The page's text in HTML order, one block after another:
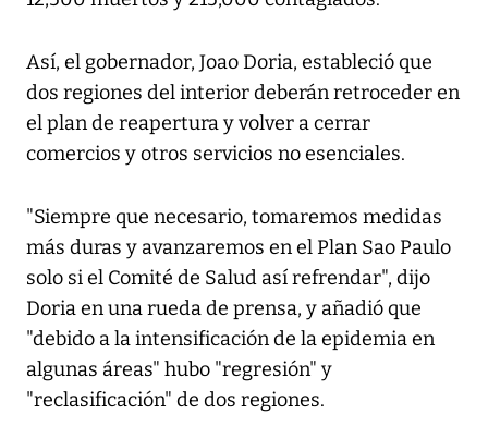
Así, el gobernador, Joao Doria, estableció que
dos regiones del interior deberán retroceder en
el plan de reapertura y volver a cerrar
comercios y otros servicios no esenciales.
"Siempre que necesario, tomaremos medidas
más duras y avanzaremos en el Plan Sao Paulo
solo si el Comité de Salud así refrendar", dijo
Doria en una rueda de prensa, y añadió que
"debido a la intensificación de la epidemia en
algunas áreas" hubo "regresión" y
"reclasificación" de dos regiones.